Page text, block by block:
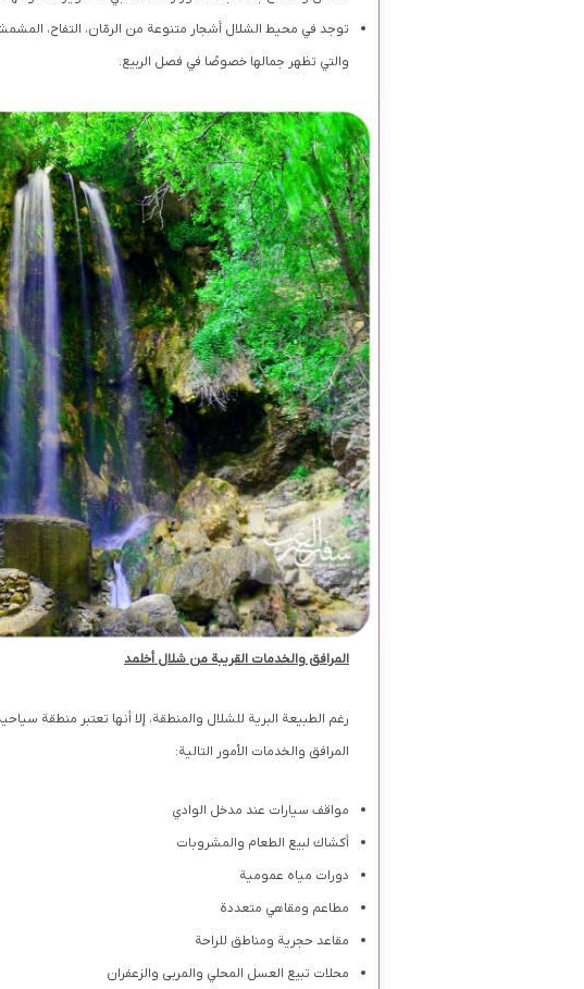
توجد في محيط الشلال أشجار متنوعة من الرمّان، التفاح،
والتي تظهر جمالها خصوصًا في فصل الربيع.
المرافق والخدمات القريبة من شلال أخلمد
رغم الطبيعة البرية للشلال والمنطقة، إلا أنها تعتبر
المرافق والخدمات الأمور التالية:
مواقف سيارات عند مدخل الوادي
أكشاك لبيع الطعام والمشروبات
دورات مياه عمومية
مطاعم ومقاهي متعددة
مقاعد حجرية ومناطق للراحة
محلات تبيع العسل المحلي والمربى والزعفران